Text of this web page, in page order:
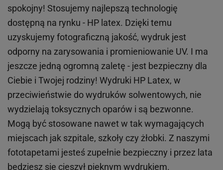
spokojny! Stosujemy najlepszą technologię
dostępną na rynku - HP latex. Dzięki temu
uzyskujemy fotograficzną jakość, wydruk jest
odporny na zarysowania i promieniowanie UV. I ma
jeszcze jedną ogromną zaletę - jest bezpieczny dla
Ciebie i Twojej rodziny! Wydruki HP Latex, w
przeciwieństwie do wydruków solwentowych, nie
wydzielają toksycznych oparów i są bezwonne.
Mogą być stosowane nawet w tak wymagających
miejscach jak szpitale, szkoły czy żłobki. Z naszymi
fototapetami jesteś zupełnie bezpieczny i przez lata
będziesz się cieszył pięknym wydrukiem.